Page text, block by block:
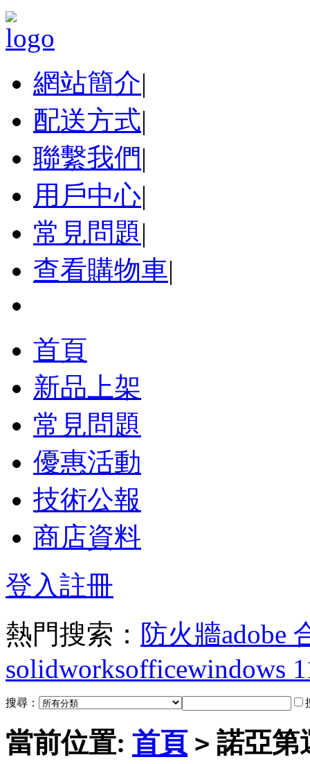
網站簡介|
配送方式|
聯繫我們|
用戶中心|
常見問題|
查看購物車|
首頁
新品上架
常見問題
優惠活動
技術公報
商店資料
登入註冊
熱門搜索： 防火牆adobe
solidworksofficewindows
搜尋：
當前位置: 首頁 > 諾亞第